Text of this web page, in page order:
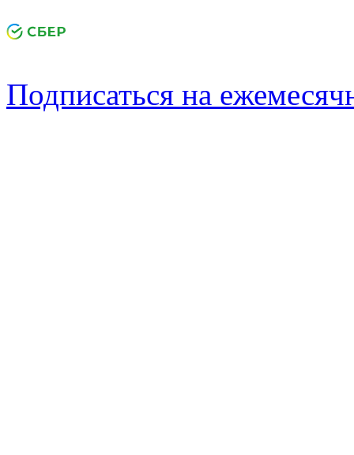
Подписаться на